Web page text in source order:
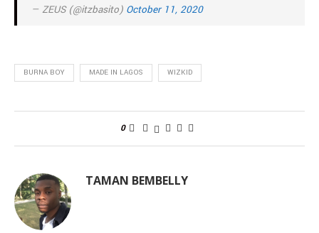
— ZEUS (@itzbasito) October 11, 2020
BURNA BOY MADE IN LAGOS WIZKID
0
TAMAN BEMBELLY